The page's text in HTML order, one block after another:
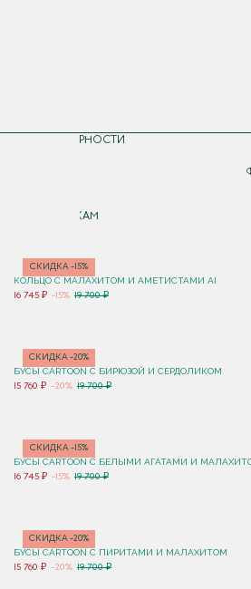
ПО ПОПУЛЯРНОСТИ
ПО НОВИНКАМ
СКИДКА -15%
КОЛЬЦО С МАЛАХИТОМ И АМЕТИСТАМИ AI
16 745 ₽ -15% 19 700 ₽
СКИДКА -20%
БУСЫ CARTOON С БИРЮЗОЙ И СЕРДОЛИКОМ
15 760 ₽ -20% 19 700 ₽
СКИДКА -15%
БУСЫ CARTOON С БЕЛЫМИ АГАТАМИ И
16 745 ₽ -15% 19 700 ₽
СКИДКА -20%
БУСЫ CARTOON С ПИРИТАМИ И МАЛАХИТОМ
15 760 ₽ -20% 19 700 ₽